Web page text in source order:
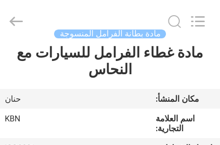
مسكن
معلومات
مادة بطانة الفرامل المنسوجة
مادة غطاء الفرامل للسيارات مع
النحاس
مكان المنشأ:
حنان
اسم العلامة
التجارية:
KBN